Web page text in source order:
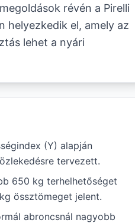
révén a Pirelli
helyezkedik el, amely az
lehet a nyári
(Y) alapján
tervezett.
650 kg terhelhetőséget
össztömeget jelent.
abroncsnál nagyobb